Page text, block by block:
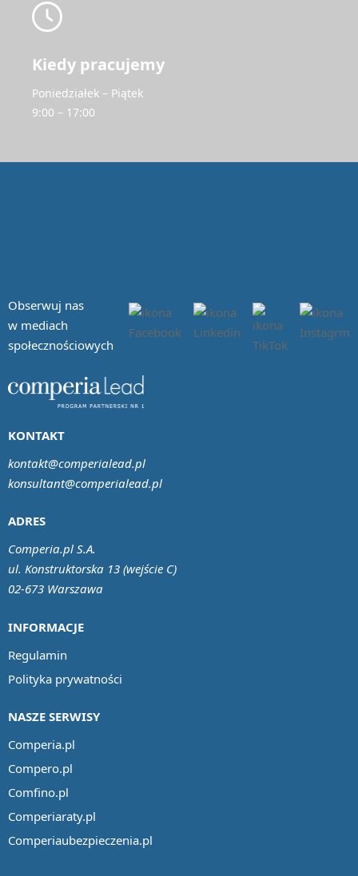
Kiedy pracujemy
Poniedziałek – Piątek
9:00 – 17:00
Obserwuj nas
w mediach
społecznościowych
INFORMACJE
Regulamin
Polityka prywatności
NASZE SERWISY
Comperia.pl
Compero.pl
Comfino.pl
Comperiaraty.pl
Comperiaubezpieczenia.pl
ADRES
Comperia.pl S.A.
ul. Konstruktorska 13 (wejście C)
02-673 Warszawa
KONTAKT
kontakt@comperialead.pl
konsultant@comperialead.pl